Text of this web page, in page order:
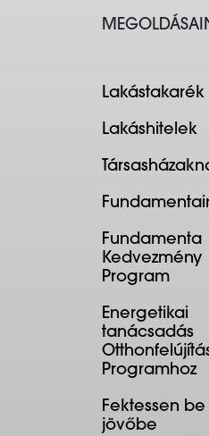
Lakástakarék
Lakáshitelek
Fundamenta
Kedvezmény
Program
Energetikai
tanácsadás
Programhoz
Fektessen be
jövőbe